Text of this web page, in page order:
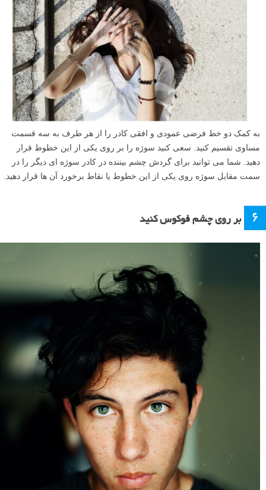
به کمک دو خط فرضی عمودی و افقی کادر را از هر طرف به سه قسمت
مساوی تقسیم کنید. سعی کنید سوژه را بر روی یکی از این خطوط قرار
دهید. شما می توانید برای گردش چشم بیننده در کادر سوژه ای دیگر را در
سمت مقابل سوژه روی یکی از این خطوط یا نقاط برخورد آن ها قرار دهید.
۶ بر روی چشم فوکوس کنید